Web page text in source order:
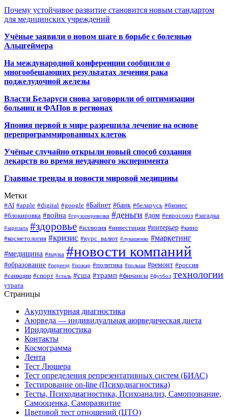
Почему устойчивое развитие становится новым стандартом
для медицинских учреждений
Учёные заявили о новом шаге в борьбе с болезнью
Альцгеймера
На международной конференции сообщили о
многообещающих результатах лечения рака
поджелудочной железы
Власти Беларуси снова заговорили об оптимизации
больниц и ФАПов в регионах
Япония первой в мире разрешила лечение на основе
перепрограммированных клеток
Учёные случайно открыли новый способ создания
лекарств во время неудачного эксперимента
Главные тренды и новости мировой медицины
Метки
#AI #apple #digital #google #Байнет #банк #беларусь #бизнес
#блокировка #война #грузоперевозки #деньги #дом #евросоюз #загадка
#зарплата #здоровье #иллюзия #инвестиции #интерьер #кино
#косметология #кризис #курс_валют #лукашенко #маркетинг
#медицина #наука #новости компаний
#образование #переезд #пожар #политика #польша #ремонт #россия
#санкции #спорт #сталь #сша #трамп #финансы #футбол технологии
утрата
Страницы
Акупунктурная диагностика
Аюрведа — индивидуальная аюрведическая диета
Иридодиагностика
Контакты
Космограмма
Лента
Тест Люшера
Тест определения репрезентативных систем (БИАС)
Тестирование on-line (Психодиагностика)
Тесты, Психодиагностика, Психоанализ, Самопознание,
Самооценка, Саморазвитие
Цветовой тест отношений (ЦТО)